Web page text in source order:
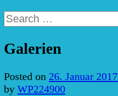
Search
for:
Galerien
Posted on 26. Januar 2017
by WP224900